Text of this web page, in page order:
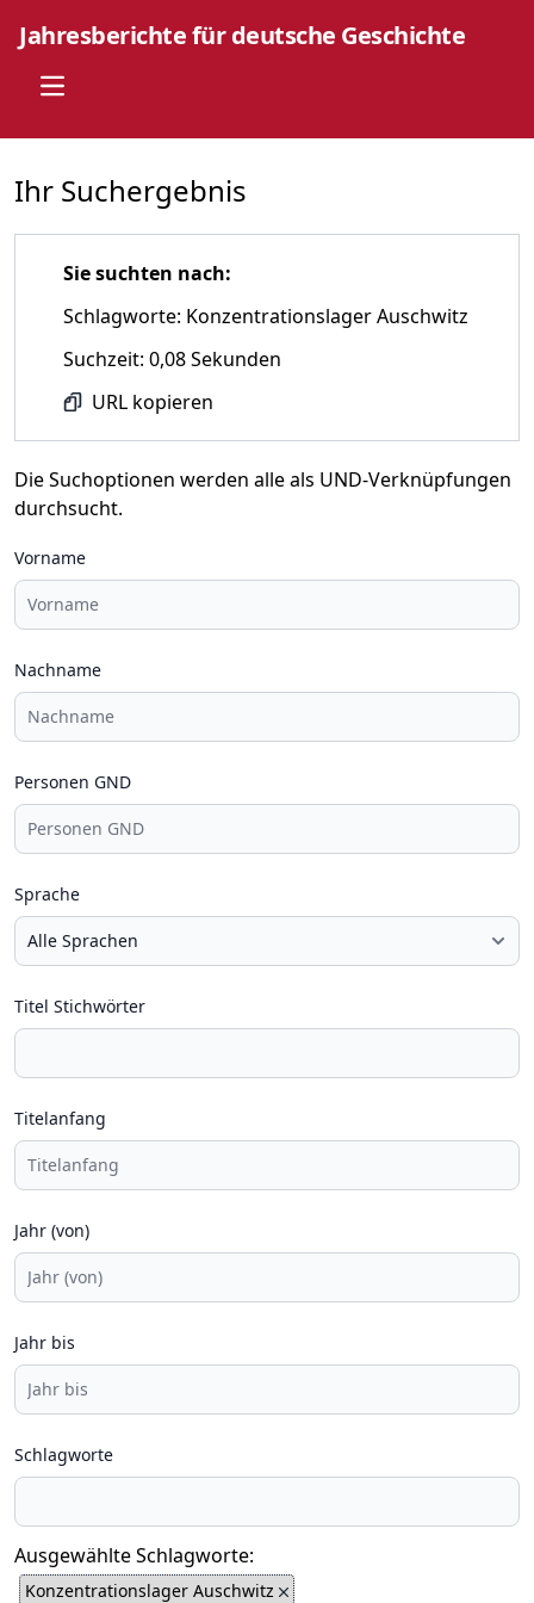
Jahresberichte für deutsche Geschichte
Open main menu
Ihr Suchergebnis
Sie suchten nach:
Schlagworte: Konzentrationslager Auschwitz
Suchzeit: 0,08 Sekunden
URL kopieren
Die Suchoptionen werden alle als UND-Verknüpfungen
durchsucht.
Vorname
Nachname
Personen GND
Sprache
Titel Stichwörter
Titelanfang
Jahr (von)
Jahr bis
Schlagworte
Ausgewählte Schlagworte:
Konzentrationslager Auschwitz